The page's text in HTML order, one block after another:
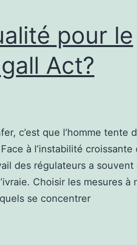
pour le
Act?
c’est que l’homme tente
à l’instabilité croissante
des régulateurs a souvent
Choisir les mesures à
se concentrer